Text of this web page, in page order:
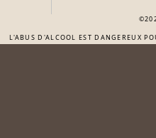
L'ABUS D'ALCOOL EST DANGEREUX